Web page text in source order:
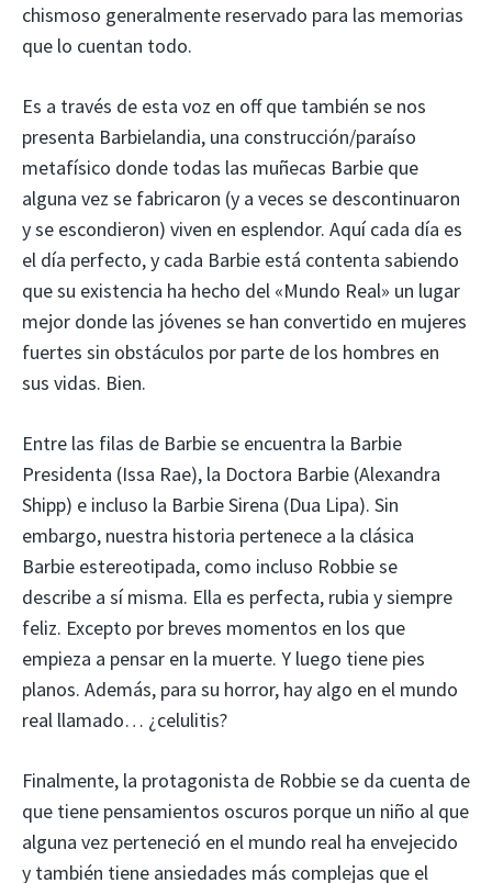
chismoso generalmente reservado para las memorias
que lo cuentan todo.
Es a través de esta voz en off que también se nos
presenta Barbielandia, una construcción/paraíso
metafísico donde todas las muñecas Barbie que
alguna vez se fabricaron (y a veces se descontinuaron
y se escondieron) viven en esplendor. Aquí cada día es
el día perfecto, y cada Barbie está contenta sabiendo
que su existencia ha hecho del «Mundo Real» un lugar
mejor donde las jóvenes se han convertido en mujeres
fuertes sin obstáculos por parte de los hombres en
sus vidas. Bien.
Entre las filas de Barbie se encuentra la Barbie
Presidenta (Issa Rae), la Doctora Barbie (Alexandra
Shipp) e incluso la Barbie Sirena (Dua Lipa). Sin
embargo, nuestra historia pertenece a la clásica
Barbie estereotipada, como incluso Robbie se
describe a sí misma. Ella es perfecta, rubia y siempre
feliz. Excepto por breves momentos en los que
empieza a pensar en la muerte. Y luego tiene pies
planos. Además, para su horror, hay algo en el mundo
real llamado… ¿celulitis?
Finalmente, la protagonista de Robbie se da cuenta de
que tiene pensamientos oscuros porque un niño al que
alguna vez perteneció en el mundo real ha envejecido
y también tiene ansiedades más complejas que el